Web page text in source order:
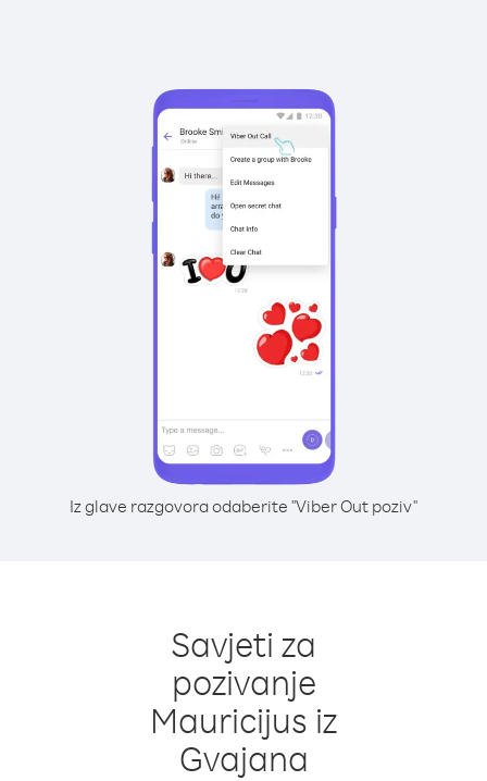
Iz glave razgovora odaberite "Viber Out poziv"
Savjeti za
pozivanje
Mauricijus iz
Gvajana